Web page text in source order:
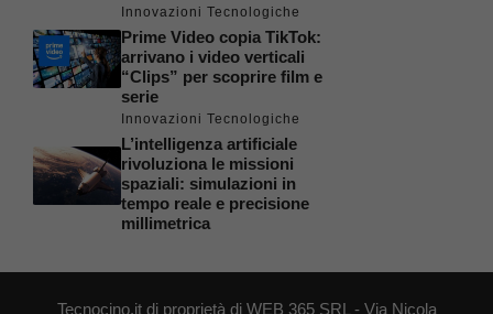
Innovazioni Tecnologiche
Prime Video copia TikTok:
arrivano i video verticali
“Clips” per scoprire film e
serie
Innovazioni Tecnologiche
L’intelligenza artificiale
rivoluziona le missioni
spaziali: simulazioni in
tempo reale e precisione
millimetrica
Tecnocino.it di proprietà di WEB 365 SRL - Via Nicola